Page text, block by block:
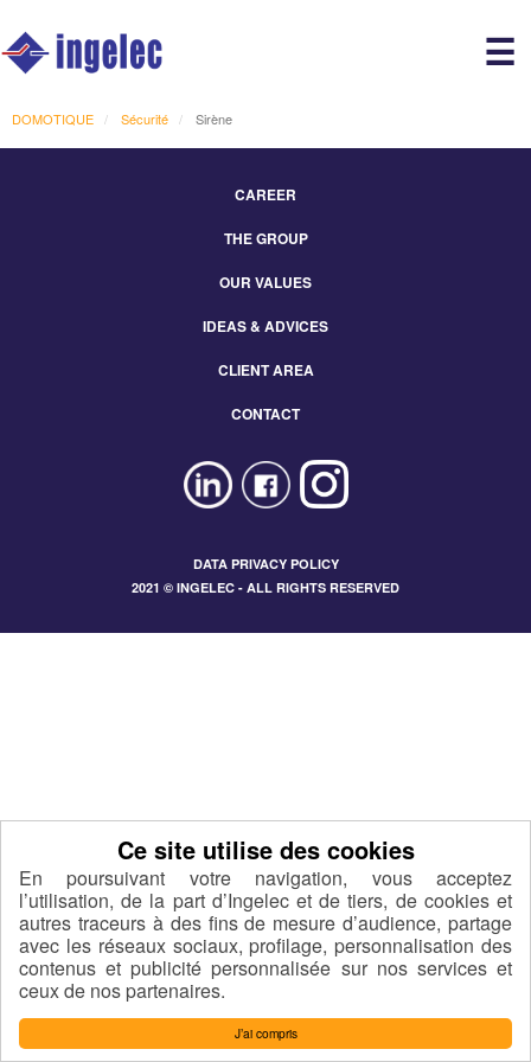
J’ai compris
En poursuivant votre navigation, vous acceptez
l’utilisation, de la part d’Ingelec et de tiers, de cookies et
autres traceurs à des fins de mesure d’audience, partage
avec les réseaux sociaux, profilage, personnalisation des
contenus et publicité personnalisée sur nos services et
ceux de nos partenaires.
☰
DOMOTIQUE Sécurité Sirène
CAREER
THE GROUP
OUR VALUES
IDEAS & ADVICES
CLIENT AREA
CONTACT
DATA PRIVACY POLICY
2021 © INGELEC - ALL RIGHTS RESERVED